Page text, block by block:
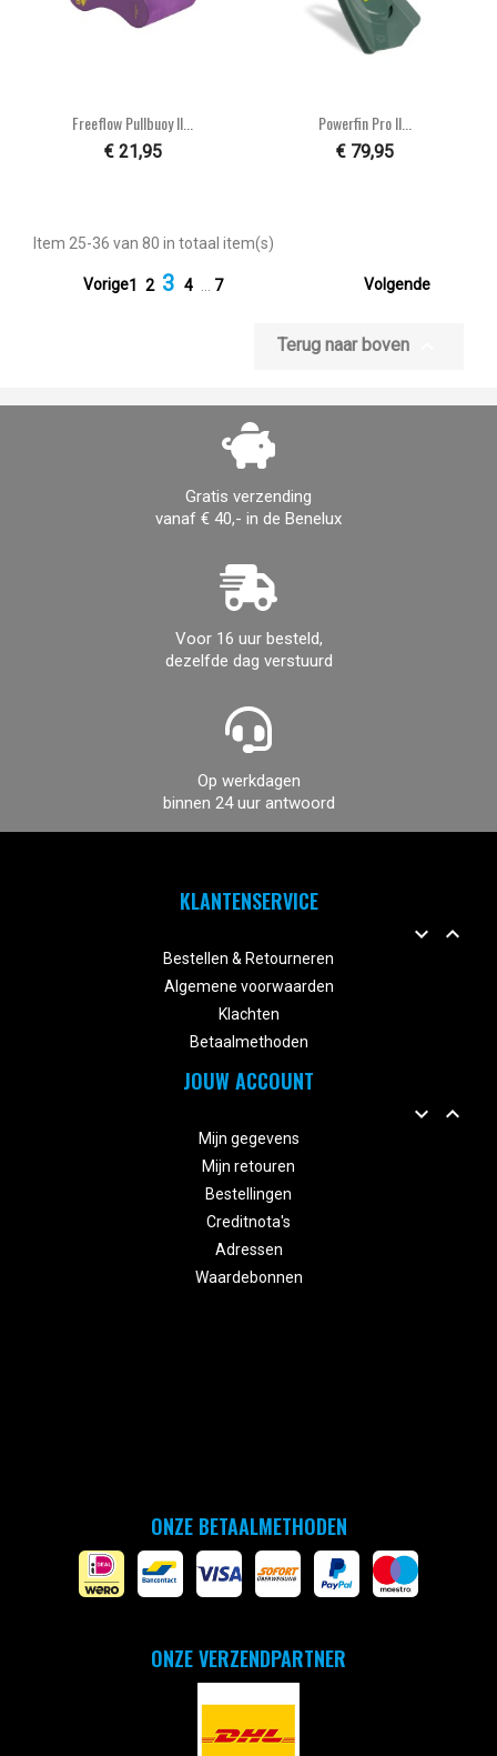
Freeflow Pullbuoy II...
€ 21,95
Powerfin Pro II...
€ 79,95
Item 25-36 van 80 in totaal item(s)
Vorige1 2 3 4 … 7 Volgende
Terug naar boven
Gratis verzending
vanaf € 40,- in de Benelux
Voor 16 uur besteld,
dezelfde dag verstuurd
Op werkdagen
binnen 24 uur antwoord
KLANTENSERVICE
 
Bestellen & Retourneren
Algemene voorwaarden
Klachten
Betaalmethoden
JOUW ACCOUNT
 
Mijn gegevens
Mijn retouren
Bestellingen
Creditnota's
Adressen
Waardebonnen
ONZE BETAALMETHODEN
ONZE VERZENDPARTNER